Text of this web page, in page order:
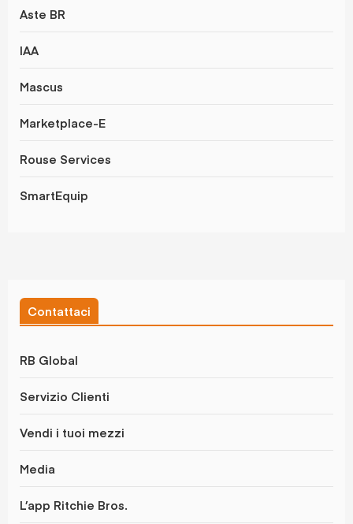
Aste BR
IAA
Mascus
Marketplace-E
Rouse Services
SmartEquip
Contattaci
RB Global
Servizio Clienti
Vendi i tuoi mezzi
Media
L’app Ritchie Bros.